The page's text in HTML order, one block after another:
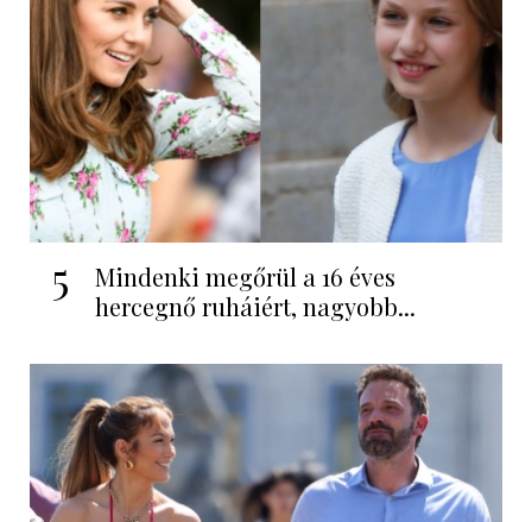
5
Mindenki megőrül a 16 éves
hercegnő ruháiért, nagyobb...